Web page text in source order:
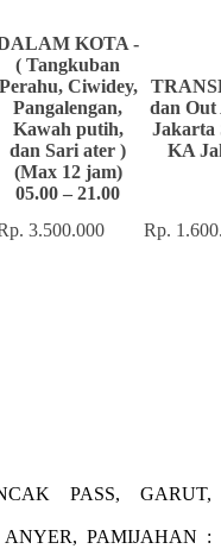
KOTA -
( Tangkuban
Perahu, Ciwidey,
Pangalengan,
Kawah putih,
dan Sari ater )
(Max 12 jam)
05.00 – 21.00
dan
Jakarta
KA
3.500.000 Rp.
PASS, GARUT,
PAMIJAHAN :